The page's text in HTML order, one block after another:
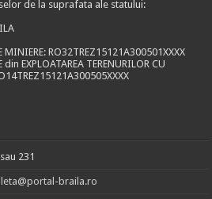
de la suprafata ale statului:
MINIERE: RO32TREZ15121A300501XXXX
EXPLOATAREA TERENURILOR CU
231
braila.ro